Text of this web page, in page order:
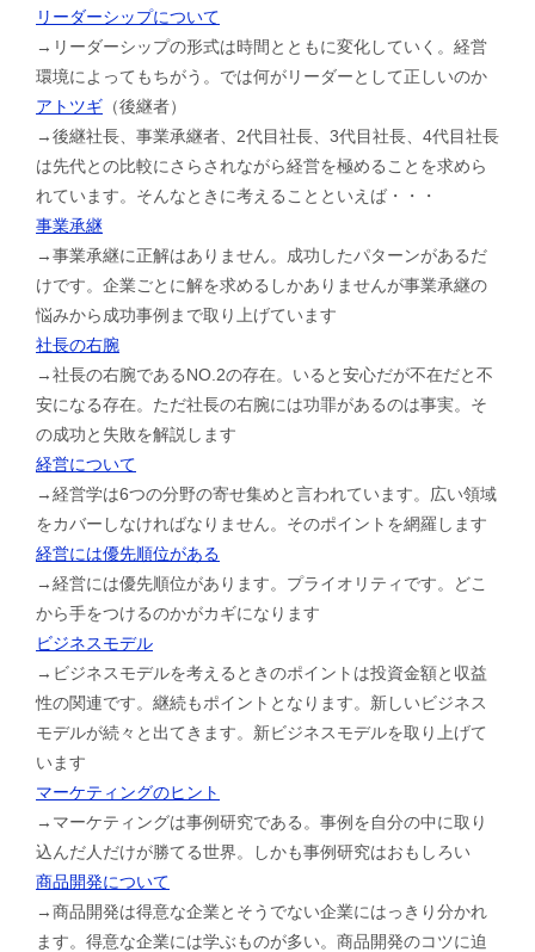
リーダーシップについて
→リーダーシップの形式は時間とともに変化していく。経営
環境によってもちがう。では何がリーダーとして正しいのか
アトツギ （後継者）
→後継社長、事業承継者、2代目社長、3代目社長、4代目社長
は先代との比較にさらされながら経営を極めることを求めら
れています。そんなときに考えることといえば・・・
事業承継
→事業承継に正解はありません。成功したパターンがあるだ
けです。企業ごとに解を求めるしかありませんが事業承継の
悩みから成功事例まで取り上げています
社長の右腕
→社長の右腕であるNO.2の存在。いると安心だが不在だと不
安になる存在。ただ社長の右腕には功罪があるのは事実。そ
の成功と失敗を解説します
経営について
→経営学は6つの分野の寄せ集めと言われています。広い領域
をカバーしなければなりません。そのポイントを網羅します
経営には優先順位がある
→経営には優先順位があります。プライオリティです。どこ
から手をつけるのかがカギになります
ビジネスモデル
→ビジネスモデルを考えるときのポイントは投資金額と収益
性の関連です。継続もポイントとなります。新しいビジネス
モデルが続々と出てきます。新ビジネスモデルを取り上げて
います
マーケティングのヒント
→マーケティングは事例研究である。事例を自分の中に取り
込んだ人だけが勝てる世界。しかも事例研究はおもしろい
商品開発について
→商品開発は得意な企業とそうでない企業にはっきり分かれ
ます。得意な企業には学ぶものが多い。商品開発のコツに迫